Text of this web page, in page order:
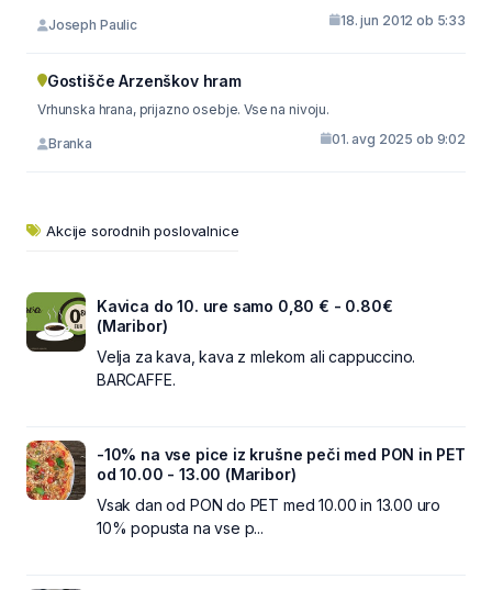
Joseph Paulic 18. jun 2012 ob 5:33
Gostišče Arzenškov hram
Vrhunska hrana, prijazno osebje. Vse na nivoju.
Branka 01. avg 2025 ob 9:02
Akcije sorodnih poslovalnice
Kavica do 10. ure samo 0,80 € - 0.80€
(Maribor)
Velja za kava, kava z mlekom ali cappuccino.
BARCAFFE.
-10% na vse pice iz krušne peči med PON in PET
od 10.00 - 13.00 (Maribor)
Vsak dan od PON do PET med 10.00 in 13.00 uro
10% popusta na vse p...